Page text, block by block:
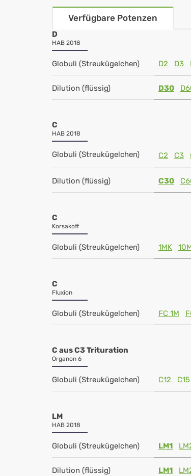
Verfügbare Potenzen
D
HAB 2018
Globuli (Streukügelchen) D2 D3
Dilution (flüssig) D30
C
HAB 2018
Globuli (Streukügelchen) C2 C3
Dilution (flüssig) C30
C
Korsakoff
Globuli (Streukügelchen) 1MK
C
Fluxion
Globuli (Streukügelchen) FC 1M
C aus C3 Trituration
Organon 6
Globuli (Streukügelchen) C12 C15
LM
HAB 2018
Globuli (Streukügelchen) LM1
Dilution (flüssig) LM1